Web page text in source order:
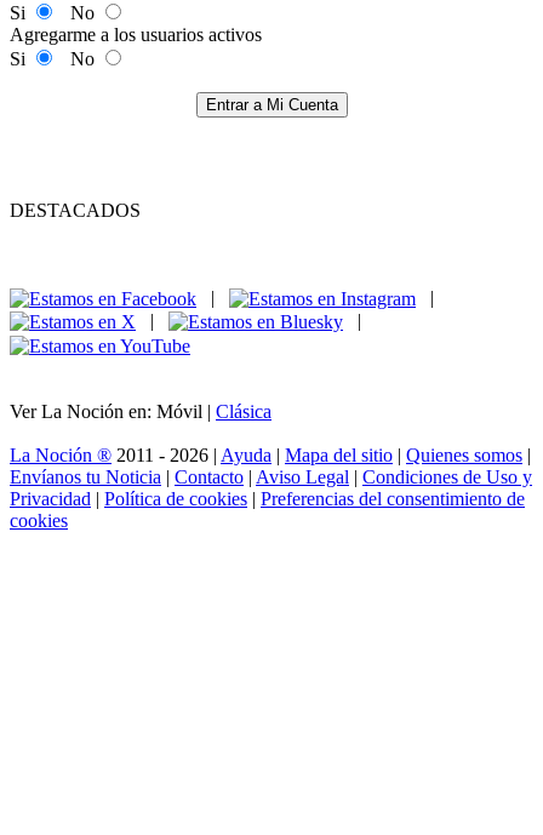
Si
No
Agregarme a los usuarios activos
Si
No
Entrar a Mi Cuenta
DESTACADOS
|
|
|
|
Ver La Noción en: Móvil | Clásica
La Noción ® 2011 - 2026 | Ayuda | Mapa del sitio | Quienes somos |
Envíanos tu Noticia | Contacto | Aviso Legal | Condiciones de Uso y
Privacidad | Política de cookies | Preferencias del consentimiento de
cookies